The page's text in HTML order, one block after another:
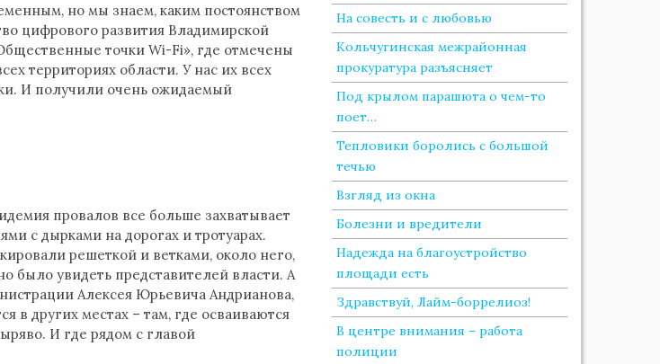
но мы знаем, каким постоянством
цифрового развития Владимирской
точки Wi-Fi», где отмечены
территориях области. У нас их всех
И получили очень ожидаемый
провалов все больше захватывает
с дырками на дорогах и тротуарах.
решеткой и ветками, около него,
было увидеть представителей власти. А
Алексея Юрьевича Андрианова,
в других местах – там, где осваиваются
И где рядом с главой
На совесть и с любовью
Кольчугинская межрайонная
прокуратура разъясняет
Под крылом парашюта о чем-то
поет…
Тепловики боролись с большой
течью
Взгляд из окна
Болезни и вредители
Надежда на благоустройство
площади есть
Здравствуй, Лайм-боррелиоз!
В центре внимания – работа
полиции